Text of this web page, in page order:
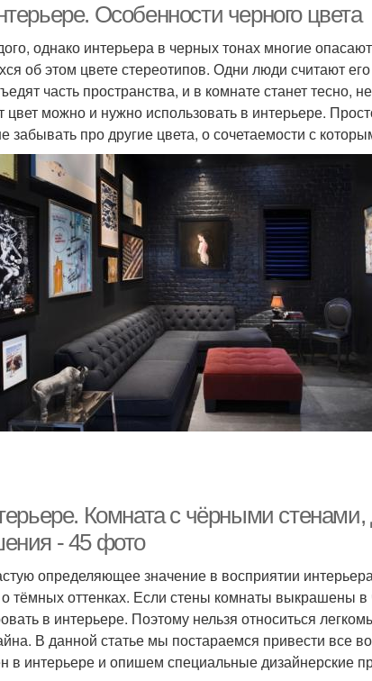
Особенности черного цвета
однако интерьера в черных тонах многие
об этом цвете стереотипов. Одни люди считают
часть пространства, и в комнате станет тесно,
цвет можно и нужно использовать в интерьере.
забывать про другие цвета, о сочетаемости с
Комната с чёрными стенами,
- 45 фото
определяющее значение в восприятии
о тёмных оттенках. Если стены комнаты выкрашены в
в интерьере. Поэтому нельзя относиться
В данной статье мы постараемся привести все
в интерьере и опишем специальные дизайнерские